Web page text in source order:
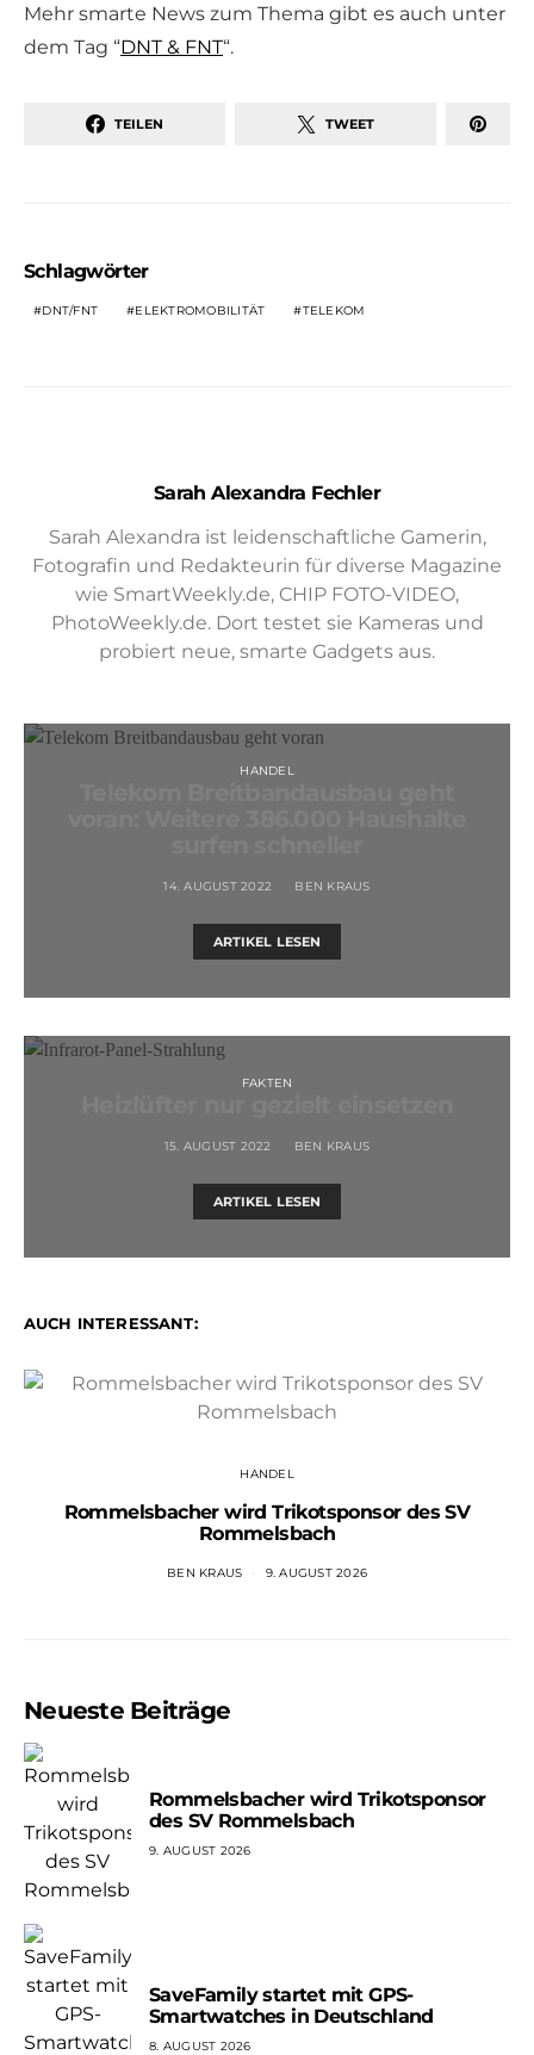
Mehr smarte News zum Thema gibt es auch unter
dem Tag “DNT & FNT“.
TEILEN TWEET
Schlagwörter
DNT/FNT ELEKTROMOBILITÄT TELEKOM
Sarah Alexandra Fechler
Sarah Alexandra ist leidenschaftliche Gamerin,
Fotografin und Redakteurin für diverse Magazine
wie SmartWeekly.de, CHIP FOTO-VIDEO,
PhotoWeekly.de. Dort testet sie Kameras und
probiert neue, smarte Gadgets aus.
HANDEL
14. AUGUST 2022 BEN KRAUS
ARTIKEL LESEN
FAKTEN
15. AUGUST 2022 BEN KRAUS
ARTIKEL LESEN
AUCH INTERESSANT:
HANDEL
Rommelsbacher wird Trikotsponsor des SV
Rommelsbach
BEN KRAUS 9. AUGUST 2026
Neueste Beiträge
Rommelsbacher wird Trikotsponsor
des SV Rommelsbach
9. AUGUST 2026
SaveFamily startet mit GPS-
Smartwatches in Deutschland
8. AUGUST 2026